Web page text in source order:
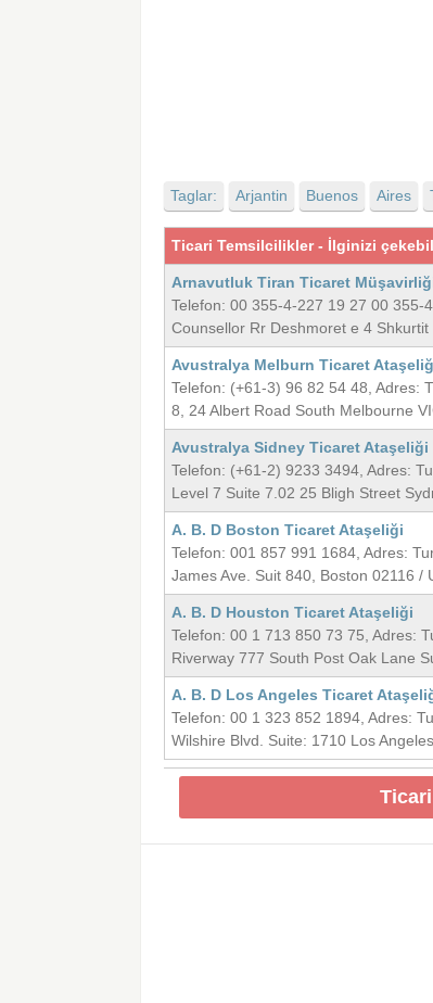
Taglar: Arjantin Buenos Aires
Ticari Temsilcilikler - İlginizi
Arnavutluk Tiran Ticaret
Telefon: 00 355-4-227 19 27 00 355-
Counsellor Rr Deshmoret e 4
Avustralya Melburn Ticaret
Telefon: (+61-3) 96 82 54 48, Adres:
8, 24 Albert Road South Melbourne
Avustralya Sidney Ticaret Ataşeliği
Telefon: (+61-2) 9233 3494, Adres:
Level 7 Suite 7.02 25 Bligh Street
A. B. D Boston Ticaret Ataşeliği
Telefon: 001 857 991 1684, Adres:
James Ave. Suit 840, Boston 02116 /
A. B. D Houston Ticaret Ataşeliği
Telefon: 00 1 713 850 73 75, Adres:
Riverway 777 South Post Oak Lane
A. B. D Los Angeles Ticaret
Telefon: 00 1 323 852 1894, Adres:
Wilshire Blvd. Suite: 1710 Los